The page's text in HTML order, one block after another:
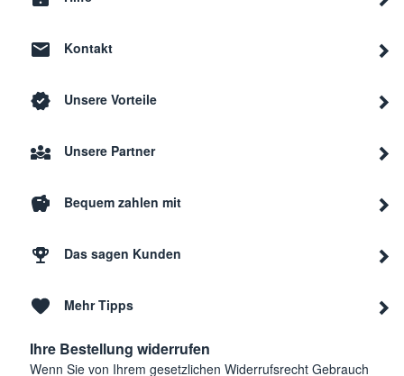
Kontakt
Unsere Vorteile
Unsere Partner
Bequem zahlen mit
Das sagen Kunden
Mehr Tipps
Ihre Bestellung widerrufen
Wenn Sie von Ihrem gesetzlichen Widerrufsrecht Gebrauch